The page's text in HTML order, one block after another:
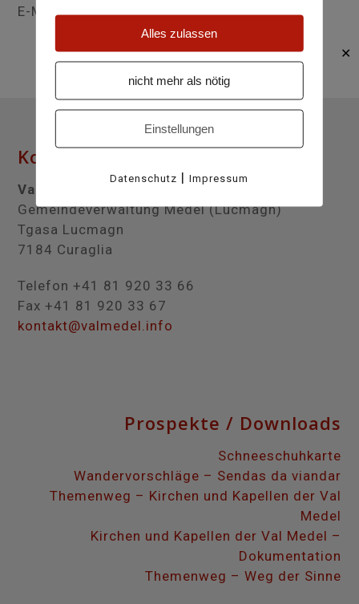
✕
E-Mail:resgia@medel.ch
Kontakt
Val Medel
Gemeindeverwaltung Medel (Lucmagn)
Tgasa Lucmagn
7184 Curaglia
Telefon +41 81 920 33 66
Fax +41 81 920 33 67
kontakt@valmedel.info
Prospekte / Downloads
Schneeschuhkarte
Wandervorschläge – Sendas da viandar
Themenweg – Kirchen und Kapellen der Val
Medel
Kirchen und Kapellen der Val Medel –
Dokumentation
Themenweg – Weg der Sinne
Alles zulassen
nicht mehr als nötig
Einstellungen
Datenschutz |Impressum